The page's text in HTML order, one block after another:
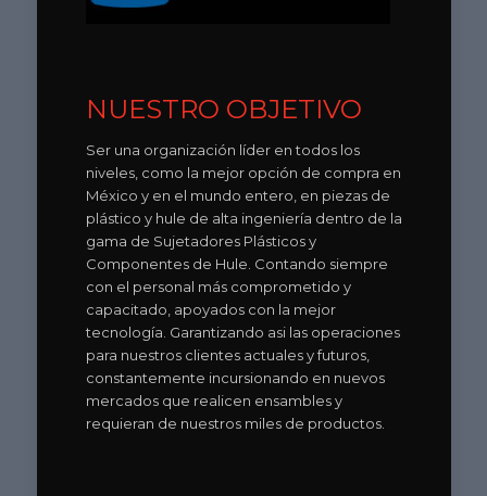
NUESTRO OBJETIVO
Ser una organización líder en todos los
niveles, como la mejor opción de compra en
México y en el mundo entero, en piezas de
plástico y hule de alta ingeniería dentro de la
gama de Sujetadores Plásticos y
Componentes de Hule. Contando siempre
con el personal más comprometido y
capacitado, apoyados con la mejor
tecnología. Garantizando asi las operaciones
para nuestros clientes actuales y futuros,
constantemente incursionando en nuevos
mercados que realicen ensambles y
requieran de nuestros miles de productos.